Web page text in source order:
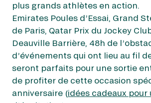
plus grands athlètes en action.
Emirates Poules d’Essai, Grand
de Paris, Qatar Prix du Jockey
Deauville Barrière, 48h de
d’événements qui ont lieu au fil
seront parfaits pour une sortie
de profiter de cette occasion
anniversaire (idées cadeaux pour